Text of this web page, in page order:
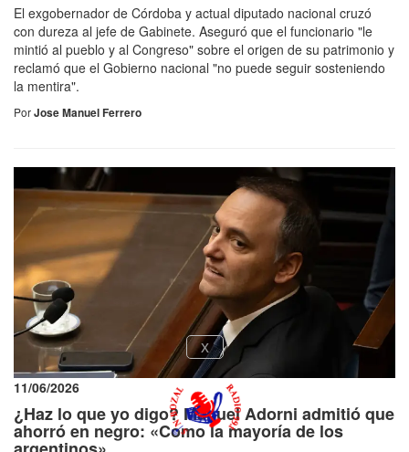
x
El exgobernador de Córdoba y actual diputado nacional cruzó
con dureza al jefe de Gabinete. Aseguró que el funcionario "le
mintió al pueblo y al Congreso" sobre el origen de su patrimonio y
reclamó que el Gobierno nacional "no puede seguir sosteniendo
la mentira".
PorJose Manuel Ferrero
11/06/2026
¿Haz lo que yo digo? Manuel Adorni admitió que
ahorró en negro: «Como la mayoría de los